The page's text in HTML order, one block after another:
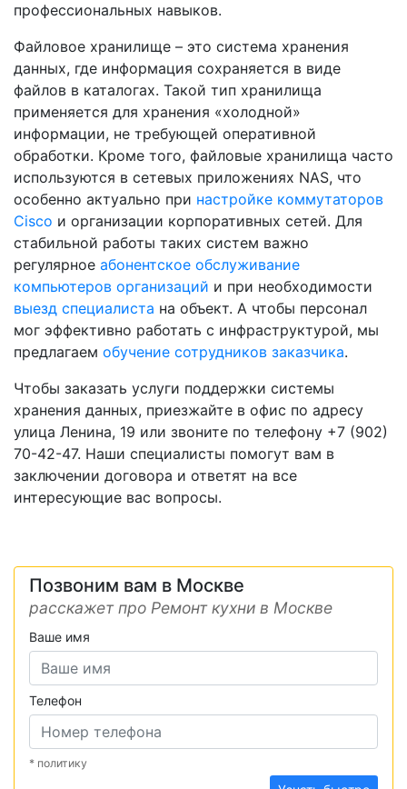
профессиональных навыков.
Файловое хранилище – это система хранения
данных, где информация сохраняется в виде
файлов в каталогах. Такой тип хранилища
применяется для хранения «холодной»
информации, не требующей оперативной
обработки. Кроме того, файловые хранилища часто
используются в сетевых приложениях NAS, что
особенно актуально при настройке коммутаторов
Cisco и организации корпоративных сетей. Для
стабильной работы таких систем важно
регулярное абонентское обслуживание
компьютеров организаций и при необходимости
выезд специалиста на объект. А чтобы персонал
мог эффективно работать с инфраструктурой, мы
предлагаем обучение сотрудников заказчика.
Чтобы заказать услуги поддержки системы
хранения данных, приезжайте в офис по адресу
улица Ленина, 19 или звоните по телефону +7 (902)
70-42-47. Наши специалисты помогут вам в
заключении договора и ответят на все
интересующие вас вопросы.
Позвоним вам в Москве
расскажет про Ремонт кухни в Москве
Ваше имя
Телефон
* политику